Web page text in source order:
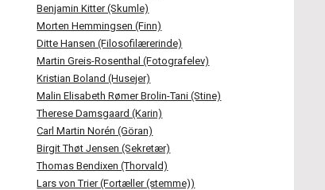
Benjamin Kitter (Skumle)
Morten Hemmingsen (Finn)
Ditte Hansen (Filosofilærerinde)
Martin Greis-Rosenthal (Fotografelev)
Kristian Boland (Husejer)
Malin Elisabeth Rømer Brolin-Tani (Stine)
Therese Damsgaard (Karin)
Carl Martin Norén (Göran)
Birgit Thøt Jensen (Sekretær)
Thomas Bendixen (Thorvald)
Lars von Trier (Fortæller (stemme))